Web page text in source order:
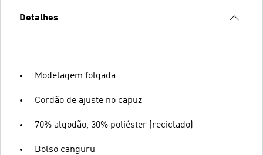
Detalhes
Modelagem folgada
Cordão de ajuste no capuz
70% algodão, 30% poliéster (reciclado)
Bolso canguru